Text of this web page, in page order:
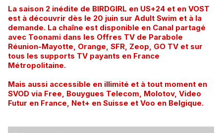
La saison 2 inédite de BIRDGIRL en US+24 et en VOST
est à découvrir dès le 20 juin sur Adult Swim et à la
demande. La chaîne est disponible en Canal partagé
avec Toonami dans les Offres TV de Parabole
Réunion-Mayotte, Orange, SFR, Zeop, GO TV et sur
tous les supports TV payants en France
Métropolitaine.
Mais aussi accessible en illimité et à tout moment en
SVOD via Free, Bouygues Telecom, Molotov, Video
Futur en France, Net+ en Suisse et Voo en Belgique.